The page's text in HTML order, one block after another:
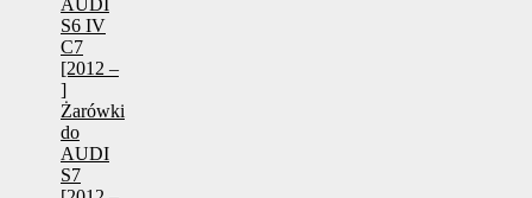
AUDI
S6 IV
C7
[2012 –
]
Żarówki
do
AUDI
S7